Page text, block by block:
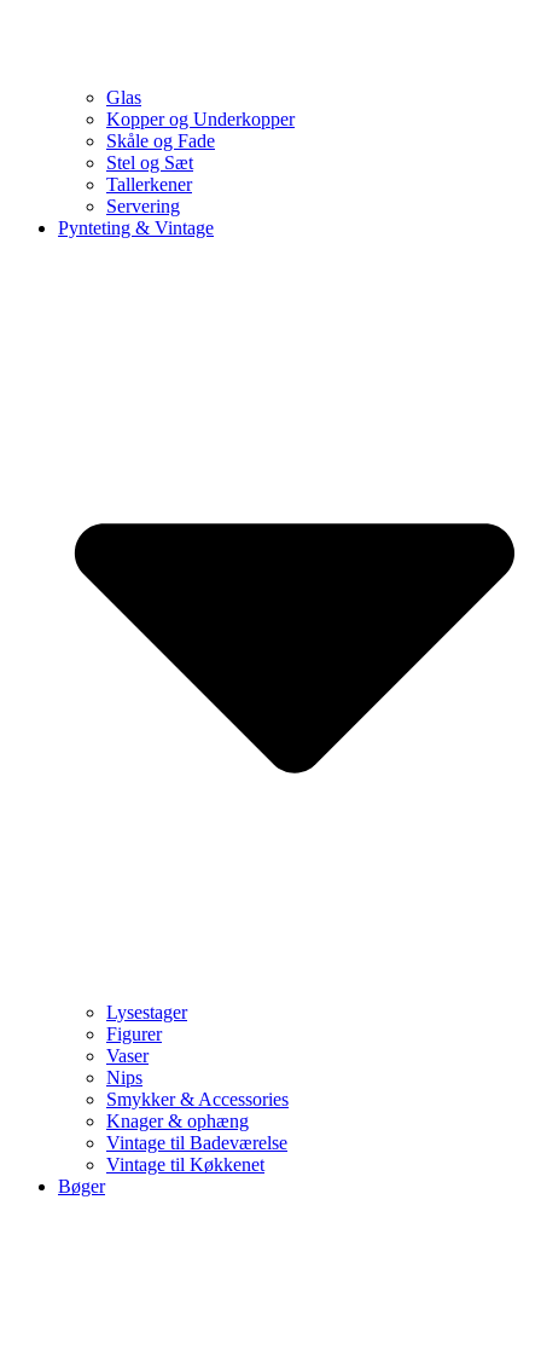
Glas
Kopper og Underkopper
Skåle og Fade
Stel og Sæt
Tallerkener
Servering
Pynteting & Vintage
Lysestager
Figurer
Vaser
Nips
Smykker & Accessories
Knager & ophæng
Vintage til Badeværelse
Vintage til Køkkenet
Bøger